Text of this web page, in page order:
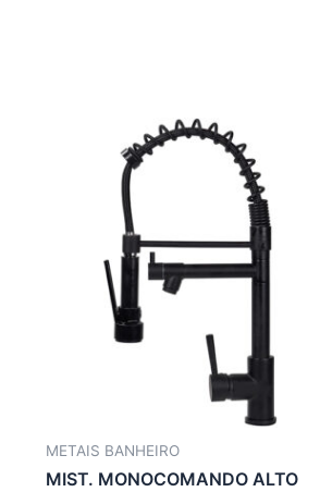
METAIS BANHEIRO
MIST. MONOCOMANDO ALTO